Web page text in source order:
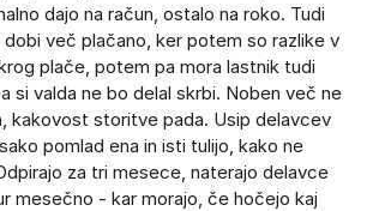
dajo na račun, ostalo na roko. Tudi
več plačano, ker potem so razlike v
plače, potem pa mora lastnik tudi
si valda ne bo delal skrbi. Noben več ne
kakovost storitve pada. Usip delavcev
pomlad ena in isti tulijo, kako ne
za tri mesece, naterajo delavce
mesečno - kar morajo, če hočejo kaj